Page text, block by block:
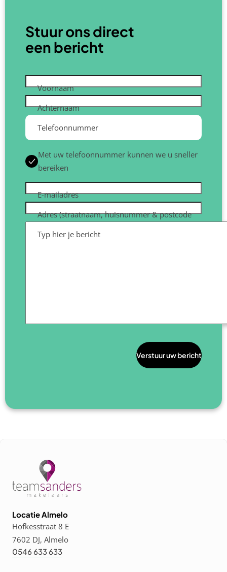
Stuur ons direct
een bericht
Voornaam
Achternaam
Telefoonnummer
Met uw telefoonnummer kunnen we u sneller
bereiken
E-mailadres
Adres (straatnaam, huisnummer & postcode
Typ hier je bericht
Verstuur uw bericht
Locatie Almelo
Hofkesstraat 8 E
7602 DJ, Almelo
0546 633 633